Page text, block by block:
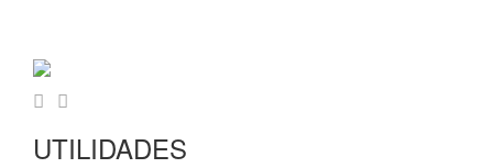
UTILIDADES